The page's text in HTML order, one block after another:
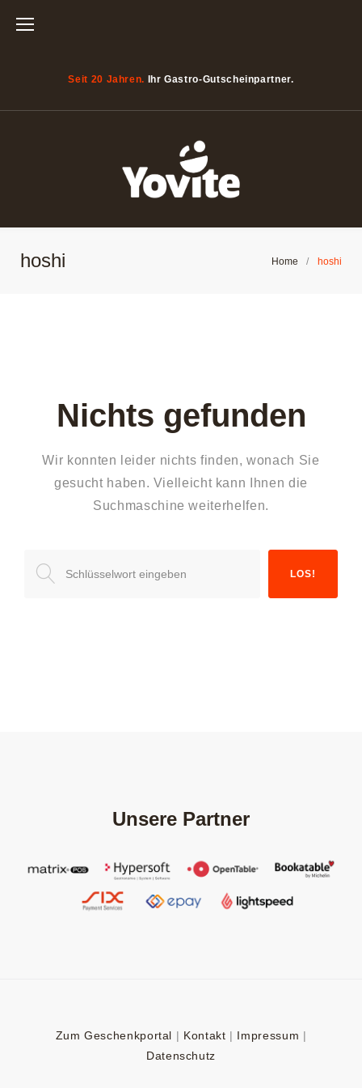
Inhalt
Seit 20 Jahren. Ihr Gastro-Gutscheinpartner.
hoshi Home / hoshi
Nichts gefunden
Wir konnten leider nichts finden, wonach Sie
gesucht haben. Vielleicht kann Ihnen die
Suchmaschine weiterhelfen.
nach:
LOS!
Unsere Partner
Zum Geschenkportal | Kontakt | Impressum |
Datenschutz